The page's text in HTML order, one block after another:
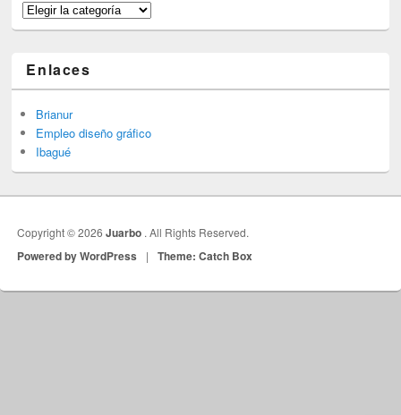
Categorías
Enlaces
Brianur
Empleo diseño gráfico
Ibagué
Copyright © 2026Juarbo . All Rights Reserved.
Powered by WordPress | Theme: Catch Box